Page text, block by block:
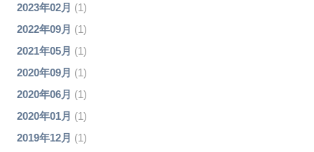
2023年02月 (1)
2022年09月 (1)
2021年05月 (1)
2020年09月 (1)
2020年06月 (1)
2020年01月 (1)
2019年12月 (1)